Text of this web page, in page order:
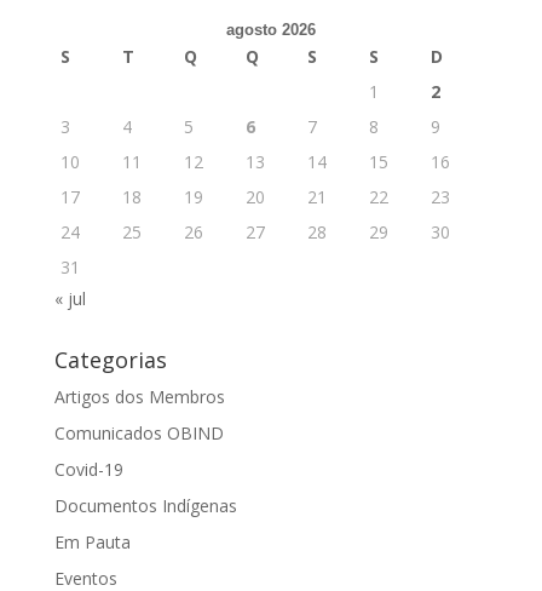
agosto 2026
S T Q Q S S
D
1
2
3
4 5 6 7 8
9
10
11 12 13 14 15
16
17
18 19 20 21 22
23
24
25 26 27 28 29
30
31
« jul
Categorias
Artigos dos Membros
Comunicados OBIND
Covid-19
Documentos Indígenas
Em Pauta
Eventos